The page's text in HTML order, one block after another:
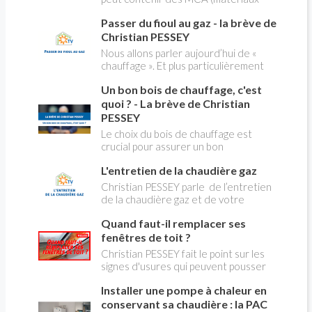
modification du système "heures
creuses" qui concerne près de 15
millions de Français !
panique, on fait le point dans notre
flash news n°3 spéciale Amiante et
ses dangers avec Christian Pessey
Passer du fioul au gaz - la brève de
Christian PESSEY
Nous allons parler aujourd’hui de «
chauffage ». Et plus particulièrement
aborder l’abandon du fioul au profit du
gaz.
Un bon bois de chauffage, c'est
quoi ? - La brève de Christian
PESSEY
Le choix du bois de chauffage est
crucial pour assurer un bon
l'impact environnemental. Mais
comment reconnaître un bois de
qualité ? Plusieurs critères entrent en
jeu : le type d'essence, le taux
d'humidité, la densité et la saison de
coupe.
L'entretien de la chaudière gaz
Christian PESSEY parle de l’entretien
de la chaudière gaz et de votre
avez un système par radiateurs ou un
plancher chauffant, qui sont alimentés
par une chaudière au gaz, vous devez
faire entretenir celle-ci une fois par
an, que vous soyez locataire ou
propriétaire occupant. C’est la même
chose pour un chauffe-bains au gaz.
Quand faut-il remplacer ses
fenêtres de toit ?
Christian PESSEY fait le point sur les
signes d'usures qui peuvent pousser
toit. En remplaçant vos fenêtre de toit
vous ferez des économies de
Installer une pompe à chaleur en
conservant sa chaudière : la PAC